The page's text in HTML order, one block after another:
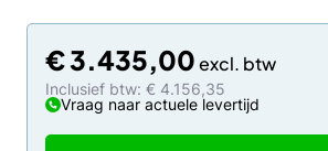
€3.435,00
Inclusief btw: € 4.156,35
Vraag naar actuele levertijd